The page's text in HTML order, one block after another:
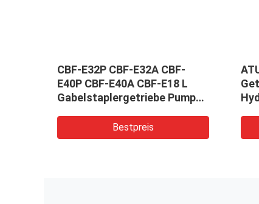
CBF-E32P CBF-E32A CBF-
E40P CBF-E40A CBF-E18 L
Gabelstaplergetriebe Pumpe
Bestpreis